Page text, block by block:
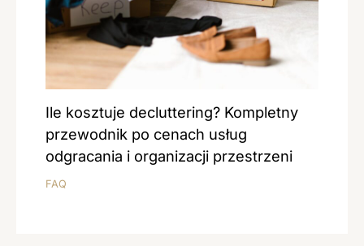
Ile kosztuje decluttering? Kompletny
przewodnik po cenach usług
odgracania i organizacji przestrzeni
FAQ